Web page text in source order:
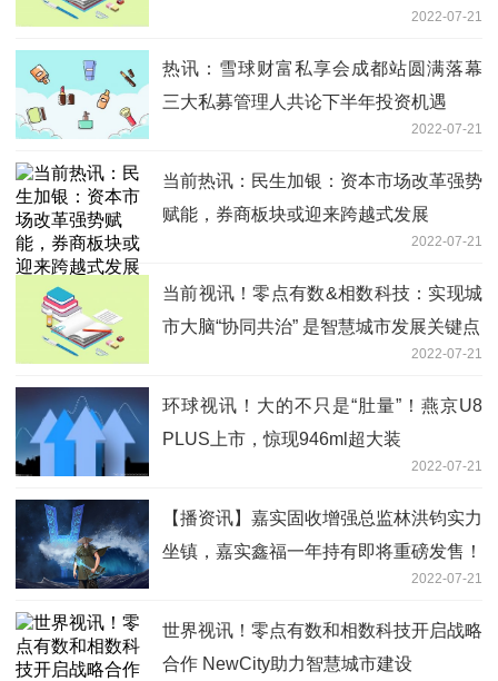
2022-07-21
热讯：雪球财富私享会成都站圆满落幕
三大私募管理人共论下半年投资机遇
2022-07-21
当前热讯：民生加银：资本市场改革强势
赋能，券商板块或迎来跨越式发展
2022-07-21
当前视讯！零点有数&相数科技：实现城
市大脑“协同共治” 是智慧城市发展关键点
2022-07-21
环球视讯！大的不只是“肚量”！燕京U8
PLUS上市，惊现946ml超大装
2022-07-21
【播资讯】嘉实固收增强总监林洪钧实力
坐镇，嘉实鑫福一年持有即将重磅发售！
2022-07-21
世界视讯！零点有数和相数科技开启战略
合作 NewCity助力智慧城市建设